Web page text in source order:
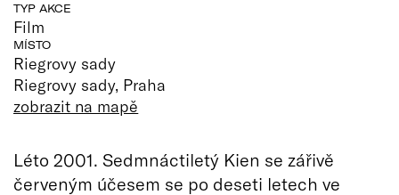
TYP AKCE
Film
MÍSTO
Riegrovy sady
Riegrovy sady, Praha
zobrazit na mapě
Léto 2001. Sedmnáctiletý Kien se zářivě
červeným účesem se po deseti letech ve